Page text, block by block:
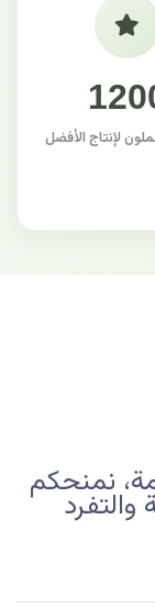
لإنتاج الأفضل
نمنحكم